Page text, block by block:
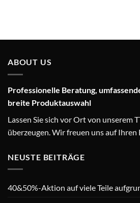
ABOUT US
Professionelle Beratung,
breite Produktauswahl
Lassen Sie sich vor Ort von unserem
überzeugen. Wir freuen uns auf Ihren
NEUSTE BEITRÄGE
40&50%-Aktion auf viele Teile